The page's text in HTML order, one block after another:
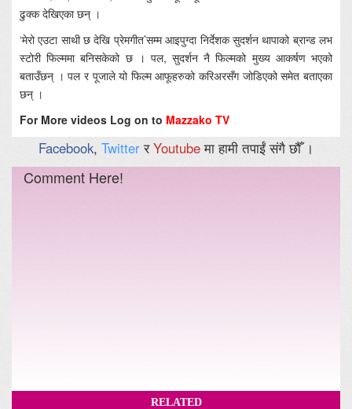
ढुक्क देखिएका छन् ।
‘मेरो एउटा साथी छ देखि प्रेमगीत’सम्म आइपुग्दा निर्देशक सुदर्शन थापाको ब्रान्ड लभ
स्टोरी फिल्ममा बनिसकेको छ । पल, सुदर्शन नै फिल्मको मुख्य आकर्षण भएको
बताउँछन् । पल र पूजाले यो फिल्म आफूहरुको करिअरसँग जोडिएको समेत बताएका
छन् ।
For More videos Log on to Mazzako TV
Facebook, TwitterरYoutubeमा हामी तपाईं संगै छौँ ।
Comment Here!
RELATED